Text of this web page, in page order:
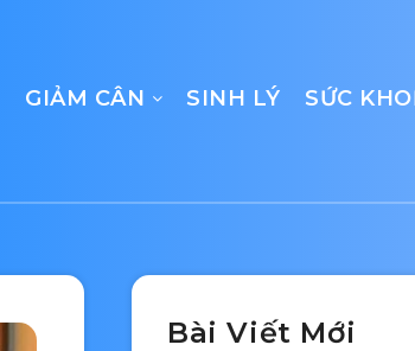
GIẢM CÂN SINH LÝ SỨC
Bài Viết Mới